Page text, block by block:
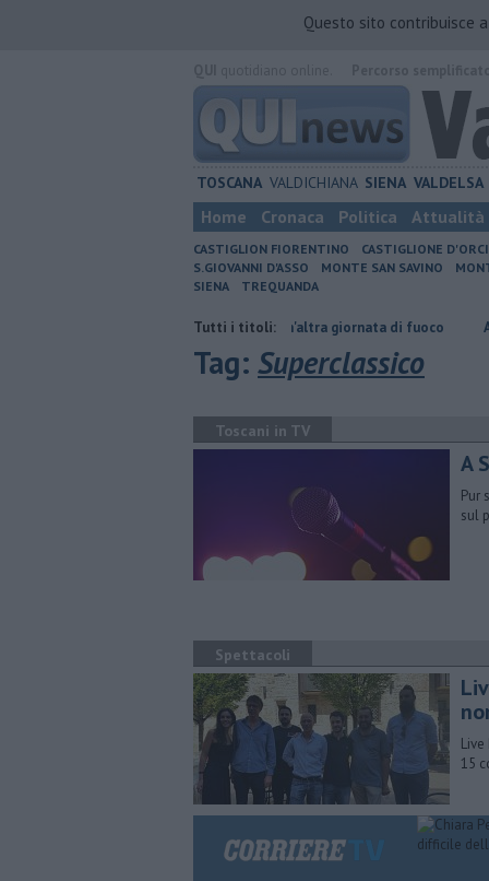
Questo sito contribuisce
TOSCANA VALDICHIANA SIENA VALDELSA
Home Cronaca Politica Attualità
CASTIGLION FIORENTINO CASTIGLIONE
S.GIOVANNI D'ASSO
MONTE SAN SAVINO
SIENA
TREQUANDA
Tutti i titoli:
Incendi nei boschi, un'altra giornata di fuoco Autovelox,
Tag: Superclassico
Toscani in TV
A
Pur
sul
Spettacoli
15